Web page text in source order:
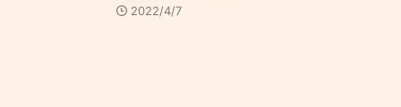
2022/4/7